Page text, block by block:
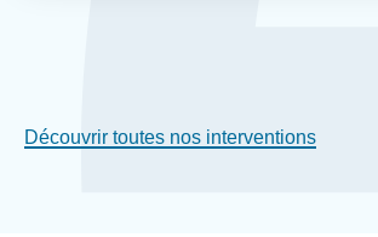
Découvrir toutes nos interventions